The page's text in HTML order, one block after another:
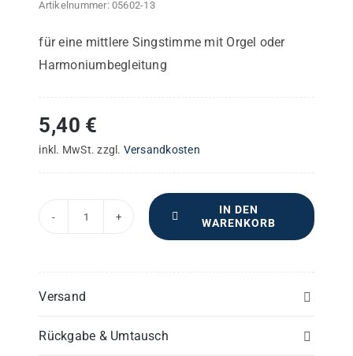
Artikelnummer: 05602-13
für eine mittlere Singstimme mit Orgel oder
Harmoniumbegleitung
5,40 €
inkl. MwSt. zzgl. Versandkosten
Trauungslied
Gesang
Stimmauszug
IN DEN
WARENKORB
Versand
Rückgabe & Umtausch